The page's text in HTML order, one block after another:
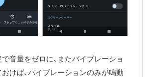
音量をゼロに、またバイブレーショ
けば、バイブレーションのみが鳴動